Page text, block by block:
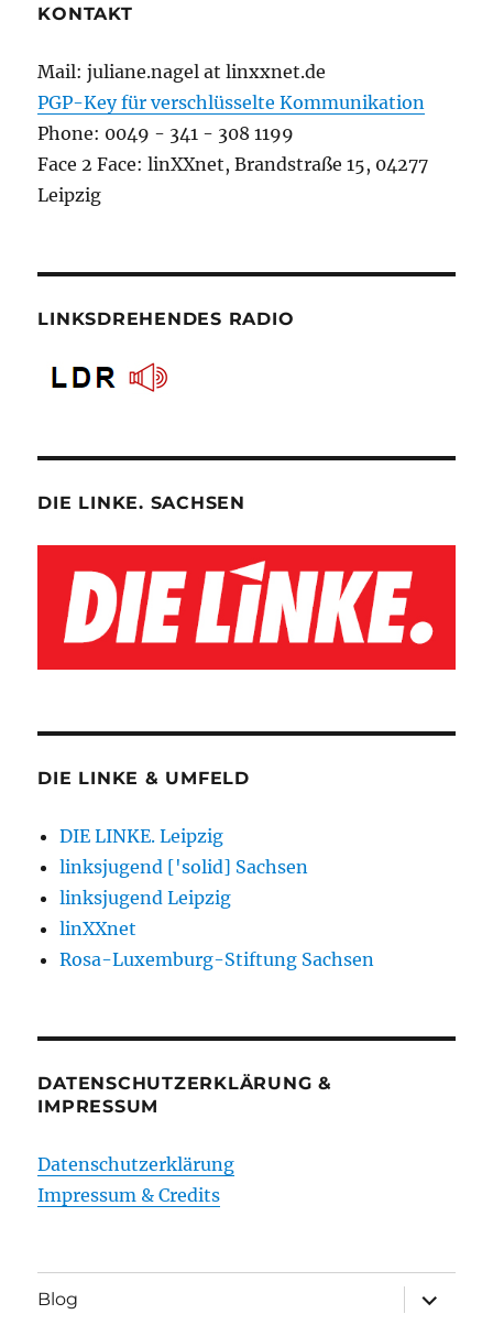
KONTAKT
Mail: juliane.nagel at linxxnet.de
PGP-Key für verschlüsselte Kommunikation
Phone: 0049 - 341 - 308 1199
Face 2 Face: linXXnet, Brandstraße 15, 04277
Leipzig
LINKSDREHENDES RADIO
DIE LINKE. SACHSEN
DIE LINKE & UMFELD
DIE LINKE. Leipzig
linksjugend ['solid] Sachsen
linksjugend Leipzig
linXXnet
Rosa-Luxemburg-Stiftung Sachsen
DATENSCHUTZERKLÄRUNG &
IMPRESSUM
Datenschutzerklärung
Impressum & Credits
Blog
öffnen